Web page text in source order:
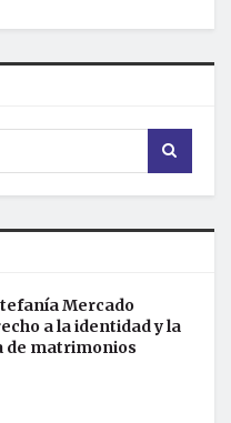
Mercado
a la identidad y la
de matrimonios